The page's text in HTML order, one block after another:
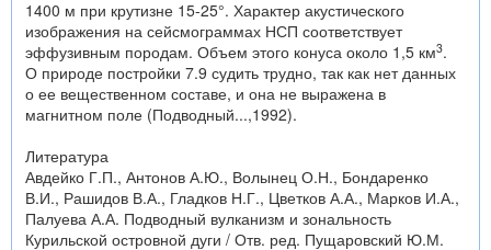
1400 м при крутизне 15-25°. Характер акустического
изображения на сейсмограммах НСП соответствует
эффузивным породам. Объем этого конуса около 1,5 км3.
О природе постройки 7.9 судить трудно, так как нет данных
о ее вещественном составе, и она не выражена в
магнитном поле (Подводный...,1992).
Литература
Авдейко Г.П., Антонов А.Ю., Волынец О.Н., Бондаренко
В.И., Рашидов В.А., Гладков Н.Г., Цветков А.А., Марков И.А.,
Палуева А.А. Подводный вулканизм и зональность
Курильской островной дуги / Отв. ред. Пущаровский Ю.М.